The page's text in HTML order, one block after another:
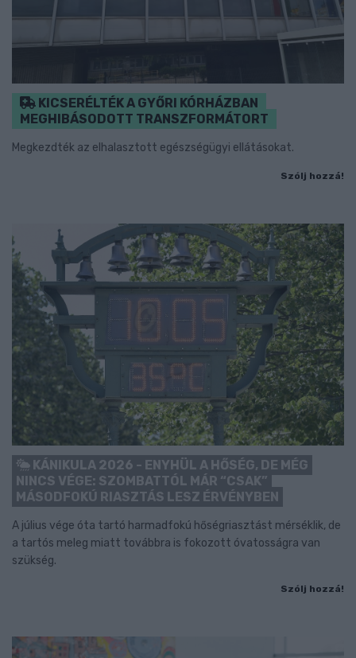
KICSERÉLTÉK A GYŐRI KÓRHÁZBAN
MEGHIBÁSODOTT TRANSZFORMÁTORT
Megkezdték az elhalasztott egészségügyi ellátásokat.
Szólj hozzá!
KÁNIKULA 2026 - ENYHÜL A HŐSÉG, DE MÉG
NINCS VÉGE: SZOMBATTÓL MÁR “CSAK”
MÁSODFOKÚ RIASZTÁS LESZ ÉRVÉNYBEN
A július vége óta tartó harmadfokú hőségriasztást mérséklik, de
a tartós meleg miatt továbbra is fokozott óvatosságra van
szükség.
Szólj hozzá!